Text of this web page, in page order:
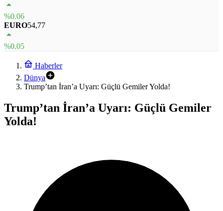
%0.06
EURO54,77
%0.05
Haberler
Dünya
Trump’tan İran’a Uyarı: Güçlü Gemiler Yolda!
Trump’tan İran’a Uyarı: Güçlü Gemiler
Yolda!